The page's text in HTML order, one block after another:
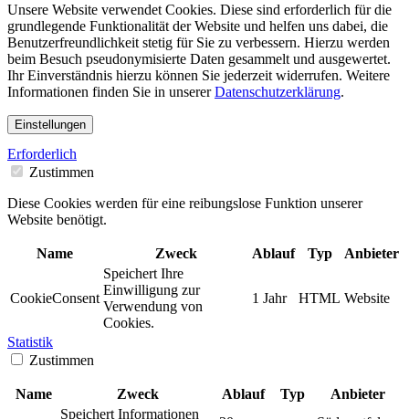
Unsere Website verwendet Cookies. Diese sind erforderlich für die
grundlegende Funktionalität der Website und helfen uns dabei, die
Benutzerfreundlichkeit stetig für Sie zu verbessern. Hierzu werden
beim Besuch pseudonymisierte Daten gesammelt und ausgewertet.
Ihr Einverständnis hierzu können Sie jederzeit widerrufen. Weitere
Informationen finden Sie in unsererDatenschutzerklärung.
Einstellungen
Erforderlich
Zustimmen
Diese Cookies werden für eine reibungslose Funktion unserer
Website benötigt.
Name Zweck Ablauf Typ Anbieter
CookieConsent
Speichert Ihre
Einwilligung zur
Verwendung von
Cookies.
1 Jahr HTML Website
Statistik
Zustimmen
Name Zweck Ablauf Typ
Anbieter
Speichert Informationen